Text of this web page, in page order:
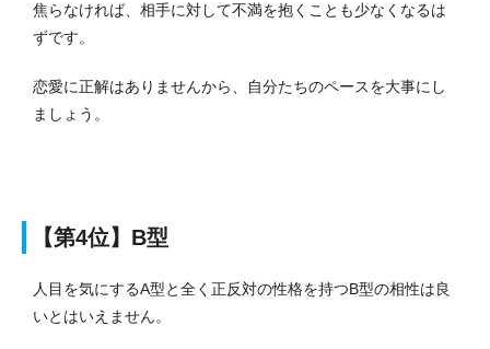
焦らなければ、相手に対して不満を抱くことも少なくなるは
ずです。
恋愛に正解はありませんから、自分たちのペースを大事にし
ましょう。
【第4位】B型
人目を気にするA型と全く正反対の性格を持つB型の相性は良
いとはいえません。